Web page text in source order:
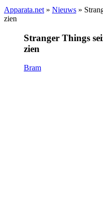
Apparata.net » Nieuws »
zien
Stranger Things
zien
Bram